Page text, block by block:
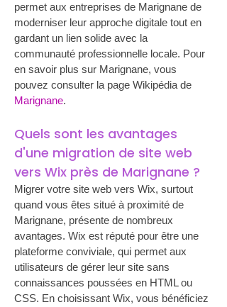
permet aux entreprises de Marignane de
moderniser leur approche digitale tout en
gardant un lien solide avec la
communauté professionnelle locale. Pour
en savoir plus sur Marignane, vous
pouvez consulter la page Wikipédia de
Marignane.
Quels sont les avantages
d'une migration de site web
vers Wix près de Marignane ?
Migrer votre site web vers Wix, surtout
quand vous êtes situé à proximité de
Marignane, présente de nombreux
avantages. Wix est réputé pour être une
plateforme conviviale, qui permet aux
utilisateurs de gérer leur site sans
connaissances poussées en HTML ou
CSS. En choisissant Wix, vous bénéficiez